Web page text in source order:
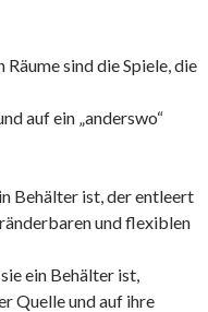
sind die Spiele, die
auf ein „anderswo“
Behälter ist, der entleert
und flexiblen
ein Behälter ist,
Quelle und auf ihre